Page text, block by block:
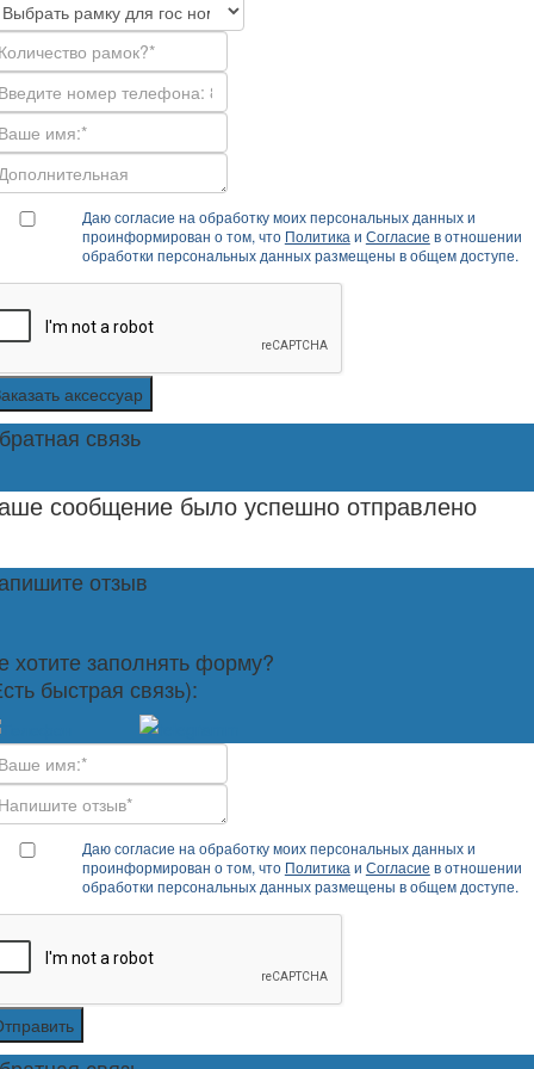
Даю согласие на обработку моих персональных данных и
проинформирован о том, что Политика и Согласие в отношении
обработки персональных данных размещены в общем доступе.
аксессуар
связь
сообщение было успешно отправлено
отзыв
хотите заполнять форму?
быстрая связь):
Даю согласие на обработку моих персональных данных и
проинформирован о том, что Политика и Согласие в отношении
обработки персональных данных размещены в общем доступе.